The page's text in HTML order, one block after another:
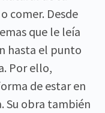
comer. Desde
que le leía
hasta el punto
Por ello,
de estar en
Su obra también